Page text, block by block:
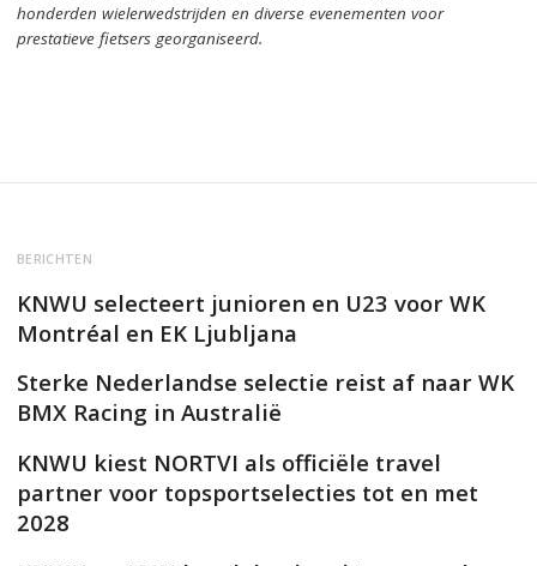
honderden wielerwedstrijden en diverse evenementen voor
prestatieve fietsers georganiseerd.
BERICHTEN
KNWU selecteert junioren en U23 voor WK
Montréal en EK Ljubljana
Sterke Nederlandse selectie reist af naar WK
BMX Racing in Australië
KNWU kiest NORTVI als officiële travel
partner voor topsportselecties tot en met
2028